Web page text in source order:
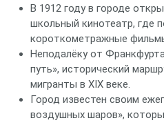
В 1912 году в городе
школьный кинотеатр, где
короткометражные
Неподалёку от
путь», исторический
мигранты в XIX веке.
Город известен своим
воздушных шаров»,